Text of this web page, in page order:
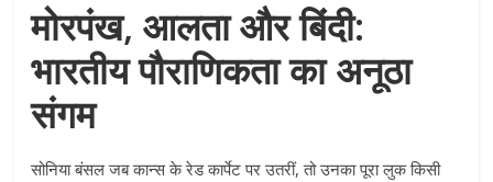
मोरपंख, आलता और बिंदी:
भारतीय पौराणिकता का अनूठा
संगम
सोनिया बंसल जब कान्स के रेड कार्पेट पर उतरीं, तो उनका पूरा लुक किसी